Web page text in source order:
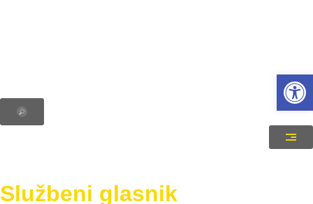
Službeni glasnik